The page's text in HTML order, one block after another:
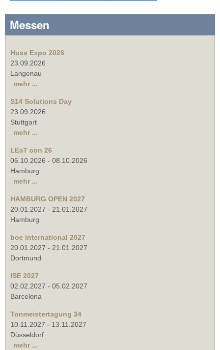
Messen
Huss Expo 2026
23.09.2026
Langenau
mehr ...
S14 Solutions Day
23.09.2026
Stuttgart
mehr ...
LEaT con 26
06.10.2026 - 08.10.2026
Hamburg
mehr ...
HAMBURG OPEN 2027
20.01.2027 - 21.01.2027
Hamburg
boe international 2027
20.01.2027 - 21.01.2027
Dortmund
ISE 2027
02.02.2027 - 05.02.2027
Barcelona
Tonmeistertagung 34
10.11.2027 - 13.11.2027
Düsseldorf
mehr ...